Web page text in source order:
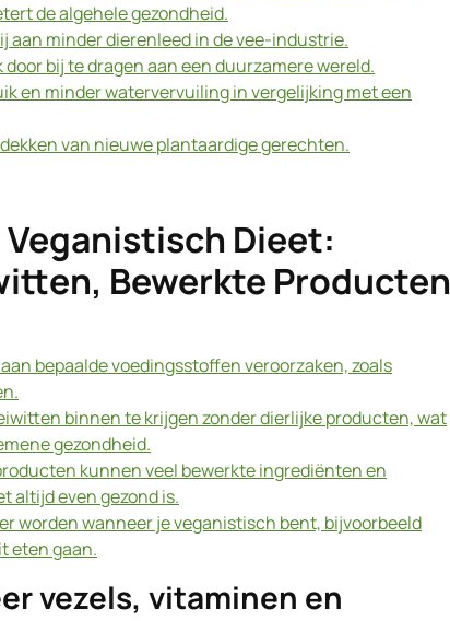
de algehele gezondheid.
minder dierenleed in de vee-industrie.
bij te dragen aan een duurzamere wereld.
en minder watervervuiling in vergelijking met een
van nieuwe plantaardige gerechten.
Dieet:
Bewerkte Producten
bepaalde voedingsstoffen veroorzaken, zoals
binnen te krijgen zonder dierlijke producten, wat
gezondheid.
kunnen veel bewerkte ingrediënten en
altijd even gezond is.
worden wanneer je veganistisch bent, bijvoorbeeld
eten gaan.
vezels, vitaminen en